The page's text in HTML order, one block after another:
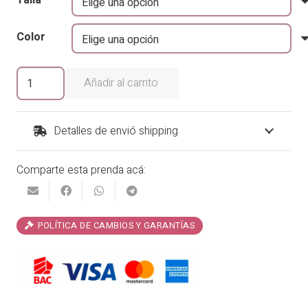
original
era:
₡29,900.00.
actual
₡25,415.00.
Color
Suéter
Anabella
cantidad
Añadir al carrito
Detalles de envió shipping
Comparte esta prenda acá:
POLÍTICA DE CAMBIOS Y GARANTÍAS